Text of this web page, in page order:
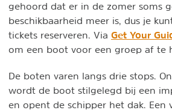
gehoord dat er in de zomer soms
beschikbaarheid meer is, dus je
tickets reserveren. Via Get Your
om een boot voor een groep af te
De boten varen langs drie stops.
wordt de boot stilgelegd bij een
en opent de schipper het dak. Een